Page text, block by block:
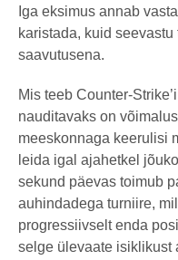
Iga eksimus annab
karistada, kuid
saavutusena.
Mis teeb Counter-
nauditavaks on
meeskonnaga keerulisi
leida igal ajahetkel
sekund päevas toimub
auhindadega turniire,
progressiivselt enda
selge ülevaate isiklikust